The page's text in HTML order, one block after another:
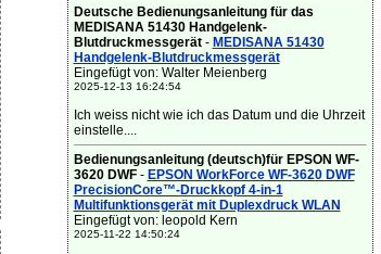
Deutsche Bedienungsanleitung für das
MEDISANA 51430 Handgelenk-
Blutdruckmessgerät- MEDISANA 51430
Handgelenk-Blutdruckmessgerät
Eingefügt von: Walter Meienberg
2025-12-13 16:24:54
Ich weiss nicht wie ich das Datum und die Uhrzeit
einstelle....
Bedienungsanleitung (deutsch)für EPSON WF-
3620 DWF- EPSON WorkForce WF-3620 DWF
PrecisionCore™-Druckkopf 4-in-1
Multifunktionsgerät mit Duplexdruck WLAN
Eingefügt von: leopold Kern
2025-11-22 14:50:24